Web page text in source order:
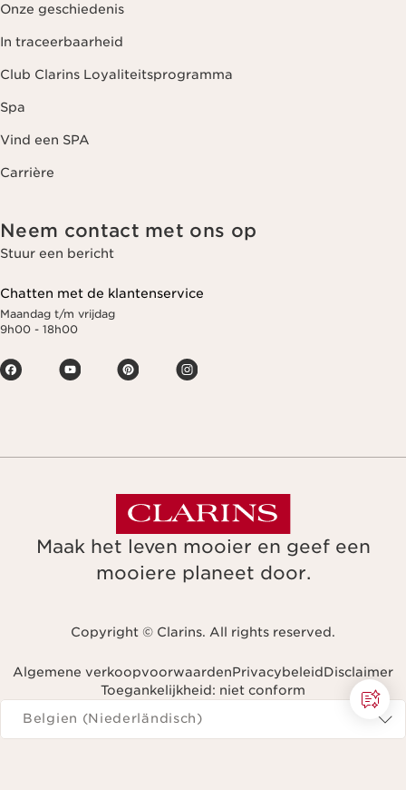
Onze geschiedenis
In traceerbaarheid
Club Clarins Loyaliteitsprogramma
Spa
Vind een SPA
Carrière
Neem contact met ons op
Stuur een bericht
Chatten met de klantenservice
Maandag t/m vrijdag
9h00 - 18h00
Maak het leven mooier en geef een
mooiere planeet door.
Copyright © Clarins. All rights reserved.
Algemene verkoopvoorwaardenPrivacybeleidDisclaimer
Toegankelijkheid: niet conform
Navigeren naar
Belgien (Niederländisch)